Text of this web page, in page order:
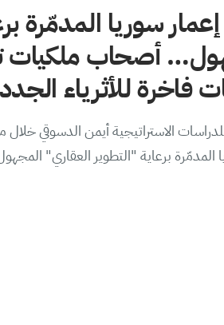
سوريا المدمّرة
أصحاب
الاستراتيجية أيمن الدسوقي
المدمّرة برعاية "التطوير العقاري"